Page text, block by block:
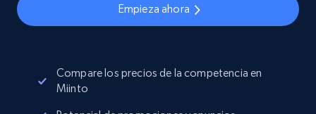
Empieza ahora
Compare los precios de la competencia en
Miinto